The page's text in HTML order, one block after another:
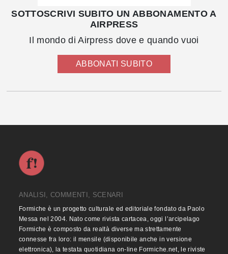
SOTTOSCRIVI SUBITO UN ABBONAMENTO A
AIRPRESS
Il mondo di Airpress dove e quando vuoi
ABBONATI SUBITO
ANALISI, COMMENTI, SCENARI
Formiche è un progetto culturale ed editoriale fondato da Paolo
Messa nel 2004. Nato come rivista cartacea, oggi l’arcipelago
Formiche è composto da realtà diverse ma strettamente
connesse fra loro: il mensile (disponibile anche in versione
elettronica), la testata quotidiana on-line Formiche.net, le riviste